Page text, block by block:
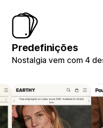
Predefinições
Nostalgia vem com 4